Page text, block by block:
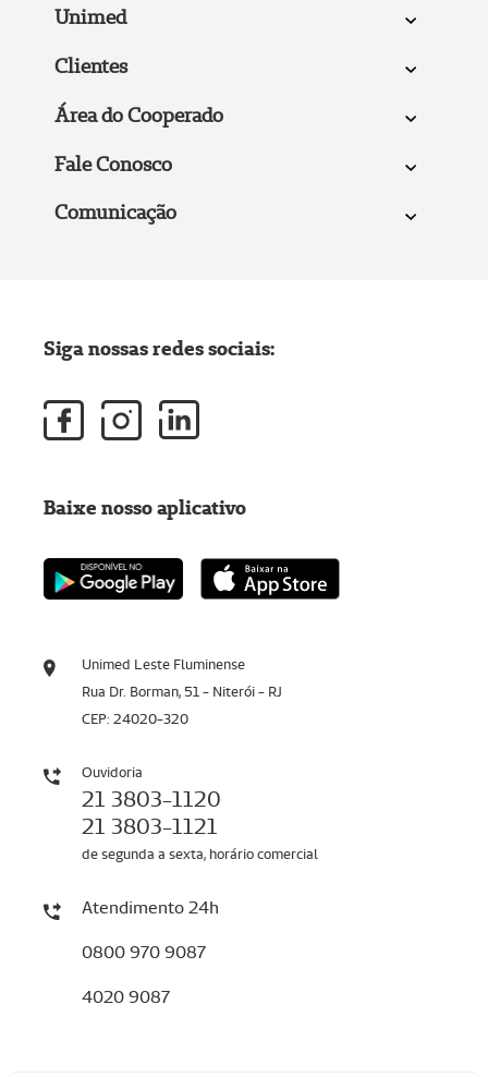
Unimed
Clientes
Área do Cooperado
Fale Conosco
Comunicação
Unimed Leste Fluminense
Rua Dr. Borman, 51 - Niterói - RJ
CEP: 24020-320
Ouvidoria
21 3803-1120
21 3803-1121
de segunda a sexta, horário comercial
Atendimento 24h
0800 970 9087
4020 9087
Siga nossas redes sociais:
Baixe nosso aplicativo